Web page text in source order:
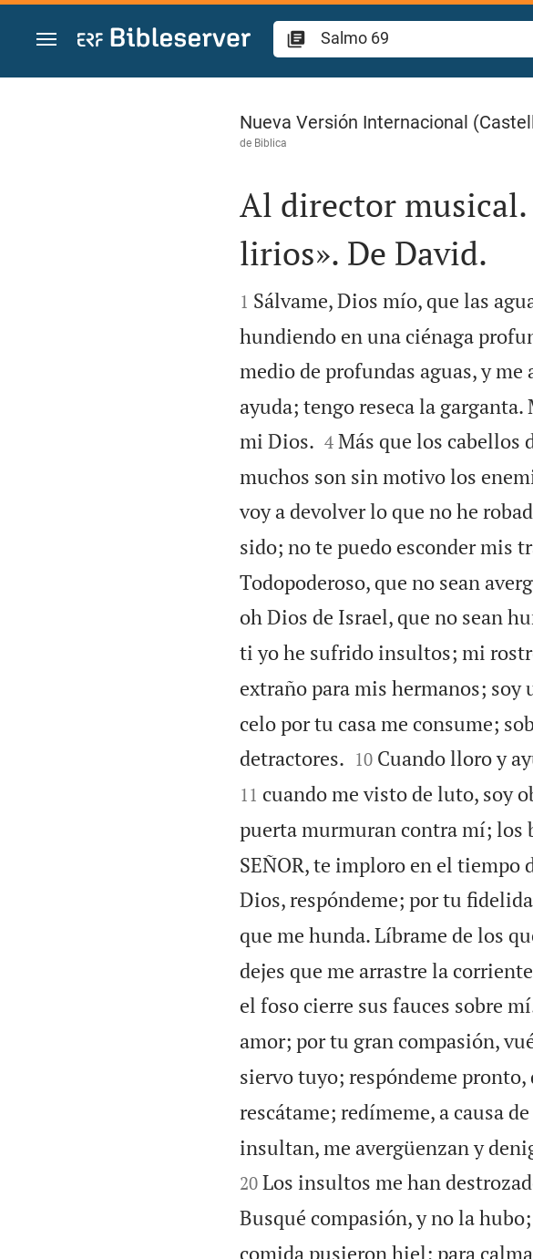
Ir a un contenido
Salmo 69
Nueva Versión Internacional
de Biblica

Al director musical.
lirios». De David.

1 Sálvame, Dios mío, que las
hundiendo en una ciénaga
medio de profundas aguas, y
ayuda; tengo reseca la
mi Dios.
4 Más que los cabellos
muchos son sin motivo los
voy a devolver lo que no he
sido; no te puedo esconder mis
Todopoderoso, que no sean
oh Dios de Israel, que no sean
ti yo he sufrido insultos; mi
extraño para mis hermanos;
celo por tu casa me consume;
detractores.
10 Cuando lloro y
11 cuando me visto de luto, soy
puerta murmuran contra mí; los
SEÑOR, te imploro en el tiempo
Dios, respóndeme; por tu
que me hunda. Líbrame de los
dejes que me arrastre la
el foso cierre sus fauces sobre
amor; por tu gran compasión,
siervo tuyo; respóndeme
rescátame; redímeme, a causa
insultan, me avergüenzan y
20 Los insultos me han
Busqué compasión, y no la
comida pusieron hiel; para